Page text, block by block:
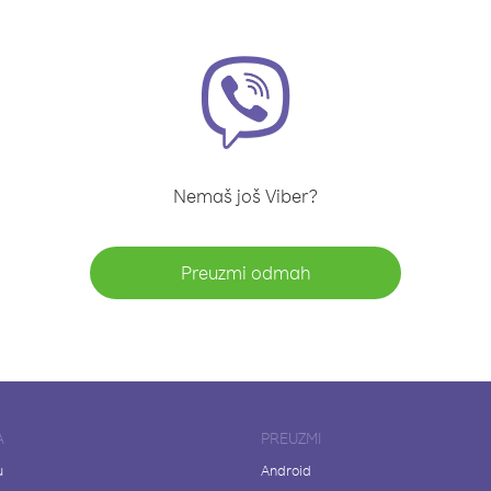
Nemaš još Viber?
Preuzmi odmah
PREUZMI
Android